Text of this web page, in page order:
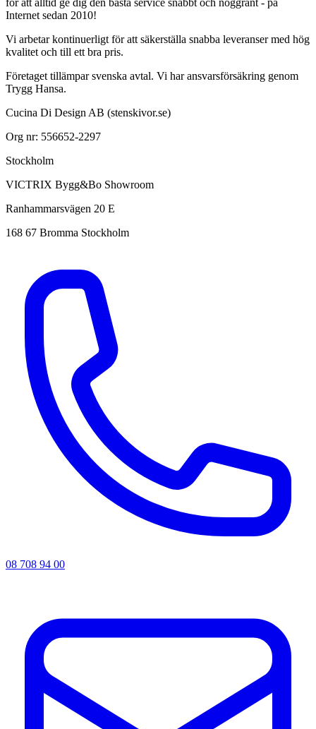
Internet sedan 2010!
Vi arbetar kontinuerligt för att säkerställa snabba leveranser med hög
kvalitet och till ett bra pris.
Företaget tillämpar svenska avtal. Vi har ansvarsförsäkring genom
Trygg Hansa.
Cucina Di Design AB (stenskivor.se)
Org nr: 556652-2297
Stockholm
VICTRIX Bygg&Bo Showroom
Ranhammarsvägen 20 E
168 67 Bromma Stockholm
08 708 94 00